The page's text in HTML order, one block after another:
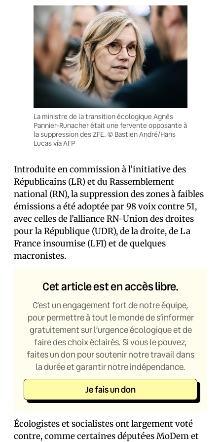
La ministre de la transition écologique Agnès
Pannier-Runacher était une fervente opposante à
la suppression des ZFE. © Bastien André/Hans
Lucas via AFP
Introduite en commission à l’initiative des
Républicains (LR) et du Rassemblement
national (RN), la suppression des zones à faibles
émissions a été adoptée par 98 voix contre 51,
avec celles de l’alliance RN-Union des droites
pour la République (UDR), de la droite, de La
France insoumise (LFI) et de quelques
macronistes.
Cet article est en accès libre.
C’est un engagement fort de notre équipe,
pour permettre à tout le monde de s’informer
gratuitement sur l’urgence écologique et de
faire des choix éclairés. Si vous le pouvez,
faites un don pour soutenir notre travail dans
la durée et garantir notre indépendance.
Je fais un don
Écologistes et socialistes ont largement voté
contre, comme certain·es député·es MoDem et